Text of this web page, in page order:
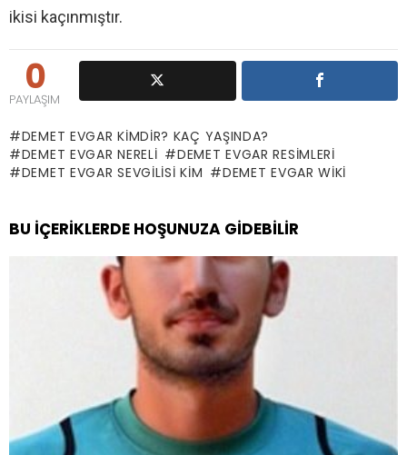
ikisi kaçınmıştır.
0
PAYLAŞIM
DEMET EVGAR KIMDIR? KAÇ YAŞINDA?
DEMET EVGAR NERELI
DEMET EVGAR RESIMLERI
DEMET EVGAR SEVGILISI KIM
DEMET EVGAR WIKI
BU İÇERIKLERDE HOŞUNUZA GIDEBILIR